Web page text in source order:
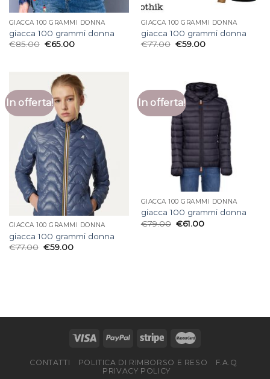
GIACCA 100 GRAMMI DONNA
giacca 100 grammi donna
€85.00 €65.00
GIACCA 100 GRAMMI DONNA
giacca 100 grammi donna
€77.00 €59.00
In offerta!
GIACCA 100 GRAMMI DONNA
giacca 100 grammi donna
€77.00 €59.00
In offerta!
GIACCA 100 GRAMMI DONNA
giacca 100 grammi donna
€79.00 €61.00
CONTATTI POLITICA DI RIMBORSO E RESO
F.A.Q
PRIVACY POLICY